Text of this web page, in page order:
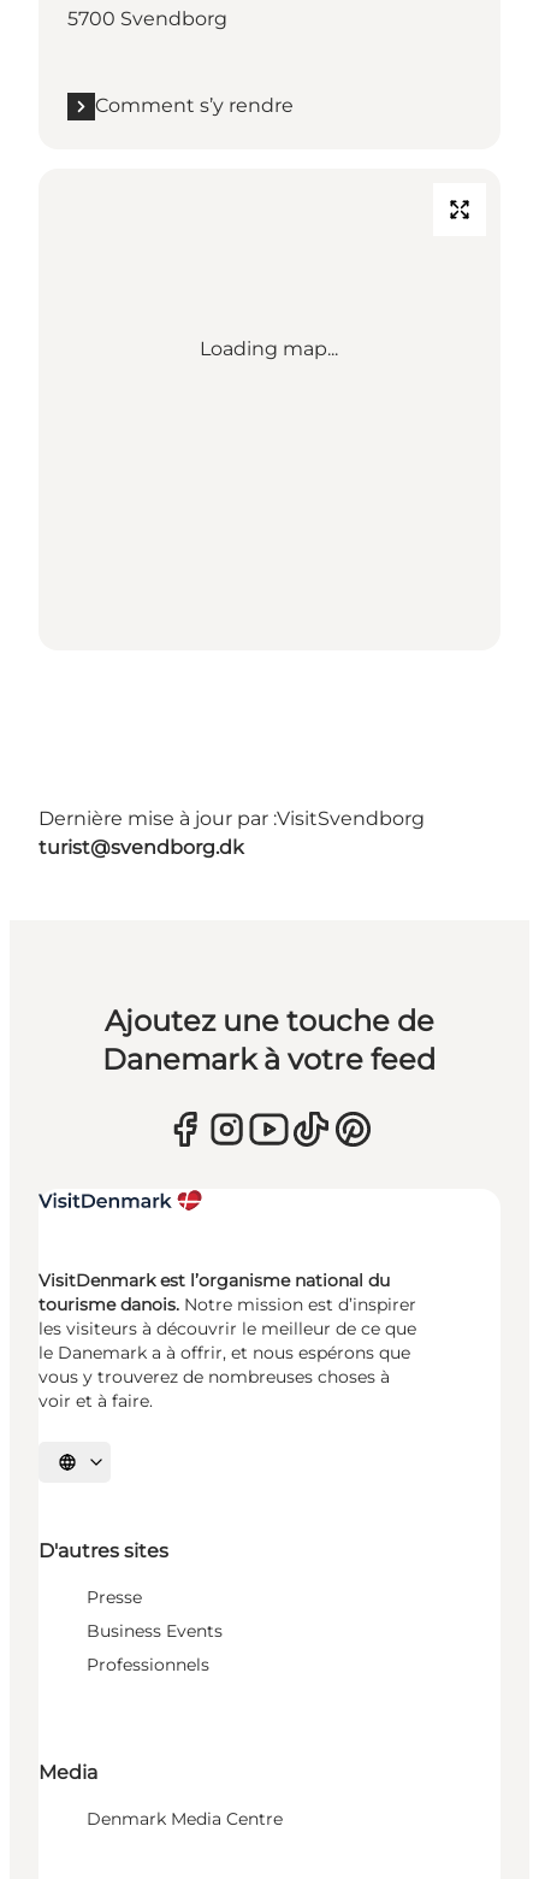
5700 Svendborg
Comment s’y rendre
Loading map...
Dernière mise à jour par :VisitSvendborg
turist@svendborg.dk
Ajoutez une touche de
Danemark à votre feed
VisitDenmark est l’organisme national du
tourisme danois. Notre mission est d’inspirer
les visiteurs à découvrir le meilleur de ce que
le Danemark a à offrir, et nous espérons que
vous y trouverez de nombreuses choses à
voir et à faire.
Choisissez la langue
D'autres sites
Presse
Business Events
Professionnels
Media
Denmark Media Centre